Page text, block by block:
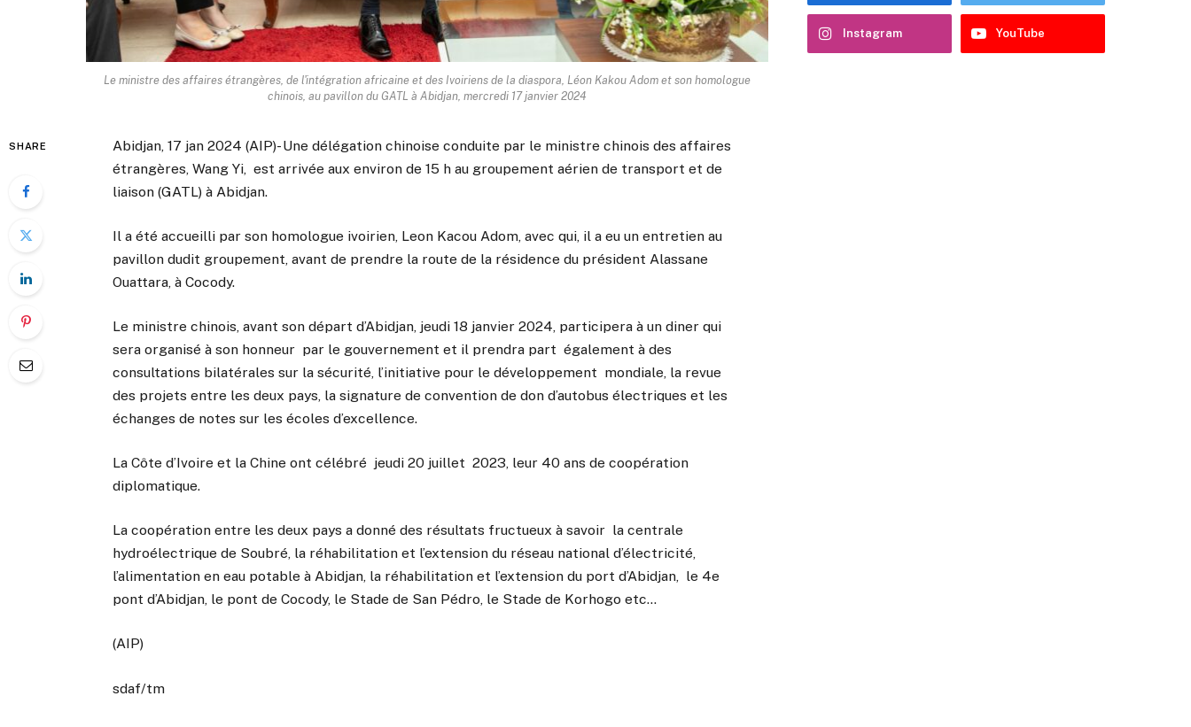
Le ministre des affaires étrangères, de l'intégration africaine et des Ivoiriens de la diaspora, Léon Kakou Adom et son homologue
chinois, au pavillon du GATL à Abidjan, mercredi 17 janvier 2024
SHARE
Abidjan, 17 jan 2024 (AIP)- Une délégation chinoise conduite par le ministre chinois des affaires
étrangères, Wang Yi, est arrivée aux environ de 15 h au groupement aérien de transport et de
liaison (GATL) à Abidjan.
Il a été accueilli par son homologue ivoirien, Leon Kacou Adom, avec qui, il a eu un entretien au
pavillon dudit groupement, avant de prendre la route de la résidence du président Alassane
Ouattara, à Cocody.
Le ministre chinois, avant son départ d’Abidjan, jeudi 18 janvier 2024, participera à un diner qui
sera organisé à son honneur par le gouvernement et il prendra part également à des
consultations bilatérales sur la sécurité, l’initiative pour le développement mondiale, la revue
des projets entre les deux pays, la signature de convention de don d’autobus électriques et les
échanges de notes sur les écoles d’excellence.
La Côte d’Ivoire et la Chine ont célébré jeudi 20 juillet 2023, leur 40 ans de coopération
diplomatique.
La coopération entre les deux pays a donné des résultats fructueux à savoir la centrale
hydroélectrique de Soubré, la réhabilitation et l’extension du réseau national d’électricité,
l’alimentation en eau potable à Abidjan, la réhabilitation et l’extension du port d’Abidjan, le 4e
pont d’Abidjan, le pont de Cocody, le Stade de San Pédro, le Stade de Korhogo etc…
(AIP)
sdaf/tm
Instagram YouTube